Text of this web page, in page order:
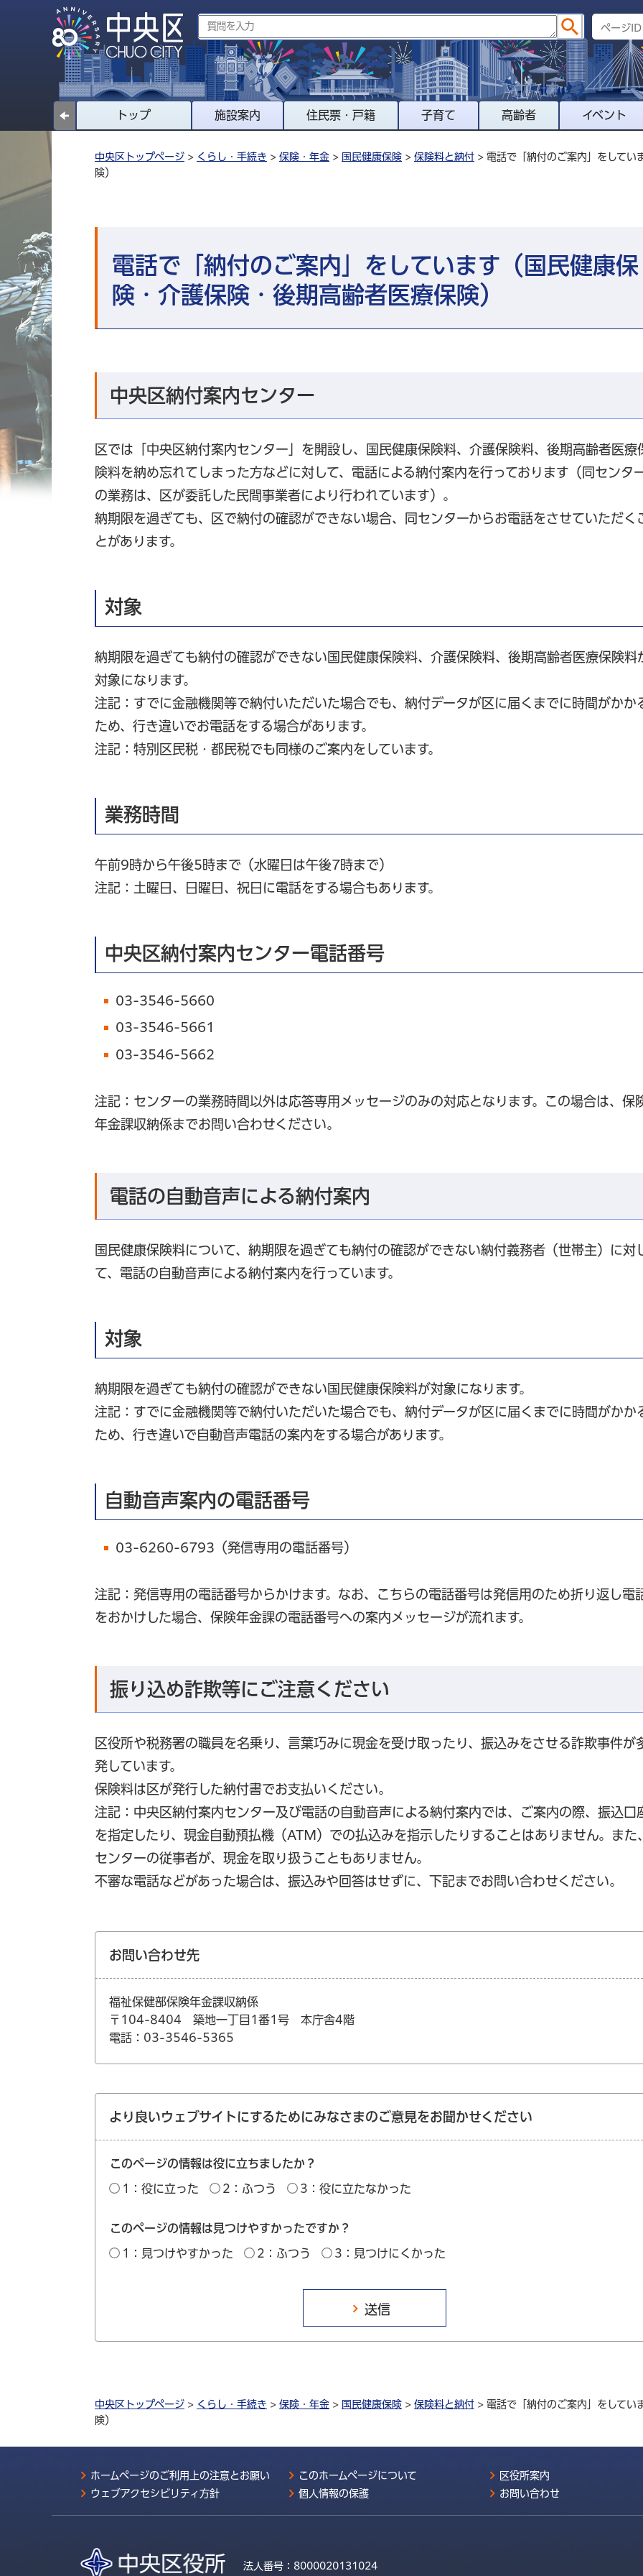
トップ 施設案内 住民票・戸籍 子育て 高齢者 イベント
中央区トップページ > くらし・手続き > 保険・年金 > 国民健康保険 > 保険料と納付 > 電話で「納付のご案内」をしてい
険）
電話で「納付のご案内」をしています（国民健康保
険・介護保険・後期高齢者医療保険）
中央区納付案内センター
区では「中央区納付案内センター」を開設し、国民健康保険料、介護保険料、後期高齢者医療
険料を納め忘れてしまった方などに対して、電話による納付案内を行っております（同センタ
の業務は、区が委託した民間事業者により行われています）。
納期限を過ぎても、区で納付の確認ができない場合、同センターからお電話をさせていただく
とがあります。
対象
納期限を過ぎても納付の確認ができない国民健康保険料、介護保険料、後期高齢者医療保険料
対象になります。
注記：すでに金融機関等で納付いただいた場合でも、納付データが区に届くまでに時間がかか
ため、行き違いでお電話をする場合があります。
注記：特別区民税・都民税でも同様のご案内をしています。
業務時間
午前9時から午後5時まで（水曜日は午後7時まで）
注記：土曜日、日曜日、祝日に電話をする場合もあります。
中央区納付案内センター電話番号
03-3546-5660
03-3546-5661
03-3546-5662
注記：センターの業務時間以外は応答専用メッセージのみの対応となります。この場合は、保
年金課収納係までお問い合わせください。
電話の自動音声による納付案内
国民健康保険料について、納期限を過ぎても納付の確認ができない納付義務者（世帯主）に対
て、電話の自動音声による納付案内を行っています。
対象
納期限を過ぎても納付の確認ができない国民健康保険料が対象になります。
注記：すでに金融機関等で納付いただいた場合でも、納付データが区に届くまでに時間がかか
ため、行き違いで自動音声電話の案内をする場合があります。
自動音声案内の電話番号
03-6260-6793（発信専用の電話番号）
注記：発信専用の電話番号からかけます。なお、こちらの電話番号は発信用のため折り返し電
をおかけした場合、保険年金課の電話番号への案内メッセージが流れます。
振り込め詐欺等にご注意ください
区役所や税務署の職員を名乗り、言葉巧みに現金を受け取ったり、振込みをさせる詐欺事件が
発しています。
保険料は区が発行した納付書でお支払いください。
注記：中央区納付案内センター及び電話の自動音声による納付案内では、ご案内の際、振込口
を指定したり、現金自動預払機（ATM）での払込みを指示したりすることはありません。また
センターの従事者が、現金を取り扱うこともありません。
不審な電話などがあった場合は、振込みや回答はせずに、下記までお問い合わせください。
お問い合わせ先
福祉保健部保険年金課収納係
〒104-8404 築地一丁目1番1号 本庁舎4階
電話：03-3546-5365
より良いウェブサイトにするためにみなさまのご意見をお聞かせください
このページの情報は役に立ちましたか？
1：役に立った 2：ふつう 3：役に立たなかった
このページの情報は見つけやすかったですか？
1：見つけやすかった 2：ふつう 3：見つけにくかった
中央区トップページ > くらし・手続き > 保険・年金 > 国民健康保険 > 保険料と納付 > 電話で「納付のご案内」をしてい
険）
ホームページのご利用上の注意とお願い このホームページについて
区役所案内
ウェブアクセシビリティ方針
個人情報の保護 お問い合わせ
法人番号： 8000020131024